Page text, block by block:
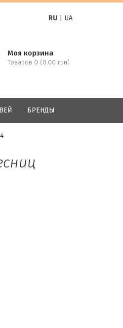
RU| UA
Моя корзина
Товаров 0 (0.00 грн)
БРЕНДЫ